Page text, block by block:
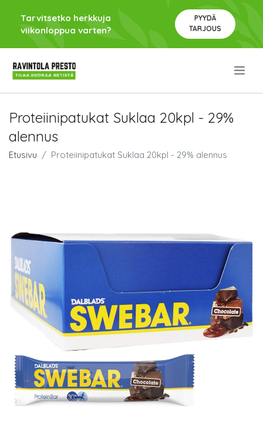
Tarvitsetko herkkuja
viikonloppua varten?
PYYDÄ
TARJOUS
Proteiinipatukat Suklaa 20kpl - 29%
alennus
Etusivu Proteiinipatukat Suklaa 20kpl - 29% alennus